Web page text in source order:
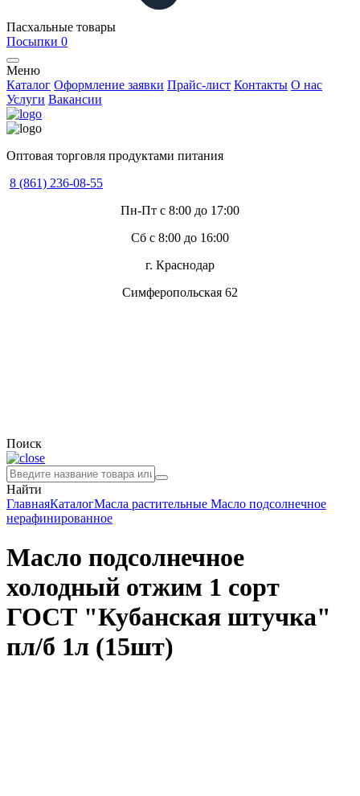
Пасхальные товары
Посыпки 0
Меню
Каталог Оформление заявки Прайс-лист Контакты О нас
Услуги Вакансии
Оптовая торговля продуктами питания
8 (861) 236-08-55
Пн-Пт с 8:00 до 17:00
Сб с 8:00 до 16:00
г. Краснодар
Симферопольская 62
Поиск
Найти
ГлавнаяКаталогМасла растительные Масло подсолнечное
нерафинированное
Масло подсолнечное
холодный отжим 1 сорт
ГОСТ "Кубанская штучка"
пл/б 1л (15шт)